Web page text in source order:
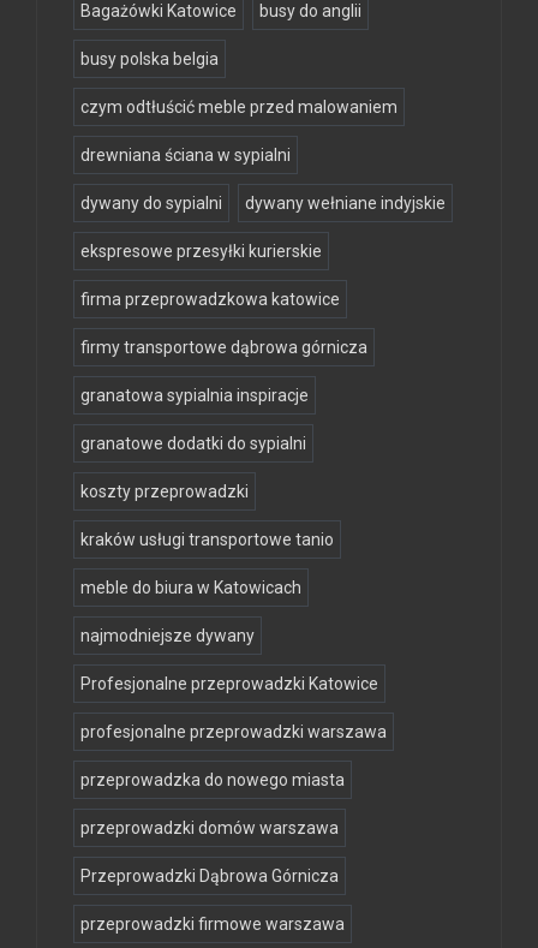
Bagażówki Katowice busy do anglii
busy polska belgia
czym odtłuścić meble przed malowaniem
drewniana ściana w sypialni
dywany do sypialni dywany wełniane indyjskie
ekspresowe przesyłki kurierskie
firma przeprowadzkowa katowice
firmy transportowe dąbrowa górnicza
granatowa sypialnia inspiracje
granatowe dodatki do sypialni
koszty przeprowadzki
kraków usługi transportowe tanio
meble do biura w Katowicach
najmodniejsze dywany
Profesjonalne przeprowadzki Katowice
profesjonalne przeprowadzki warszawa
przeprowadzka do nowego miasta
przeprowadzki domów warszawa
Przeprowadzki Dąbrowa Górnicza
przeprowadzki firmowe warszawa